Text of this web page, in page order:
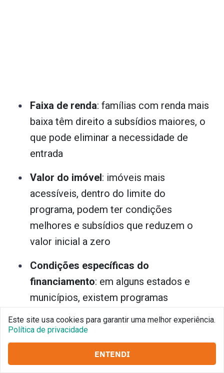
Faixa de renda: famílias com renda mais
baixa têm direito a subsídios maiores, o
que pode eliminar a necessidade de
entrada
Valor do imóvel: imóveis mais
acessíveis, dentro do limite do
programa, podem ter condições
melhores e subsídios que reduzem o
valor inicial a zero
Condições específicas do
financiamento: em alguns estados e
municípios, existem programas
incentivos adicionais para famílias de
baixa renda.
Este site usa cookies para garantir uma melhor experiência.
Política de privacidade
ENTENDI